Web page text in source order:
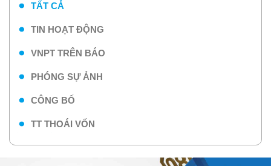
TẤT CẢ
TIN HOẠT ĐỘNG
VNPT TRÊN BÁO
PHÓNG SỰ ẢNH
CÔNG BỐ
TT THOÁI VỐN